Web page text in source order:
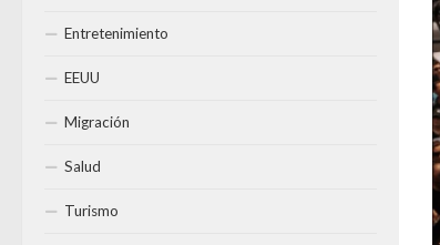
Entretenimiento
EEUU
Migración
Salud
Turismo